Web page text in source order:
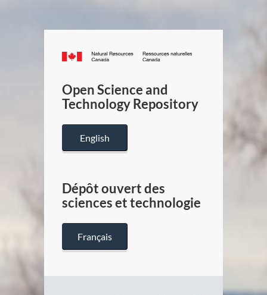
Canada.ca
/
Canada
Open Science and
Technology Repository
English
Dépôt ouvert des
sciences et technologie
Français